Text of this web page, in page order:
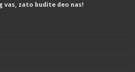
vas, zato budite deo nas!